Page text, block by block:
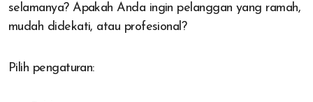
selamanya? Apakah Anda ingin pelanggan yang ramah,
mudah didekati, atau profesional?
Pilih pengaturan: